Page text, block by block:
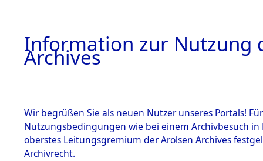
Information zur Nutzung
Archives
Wir begrüßen Sie als neuen Nutzer unseres Portals!
Nutzungsbedingungen wie bei einem Archivbesuch
oberstes Leitungsgremium der Arolsen Archives
Archivrecht.